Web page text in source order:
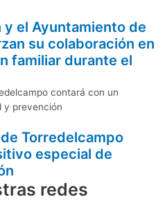
y el Ayuntamiento de
su colaboración en
familiar durante el
Torredelcampo
especial de
redes